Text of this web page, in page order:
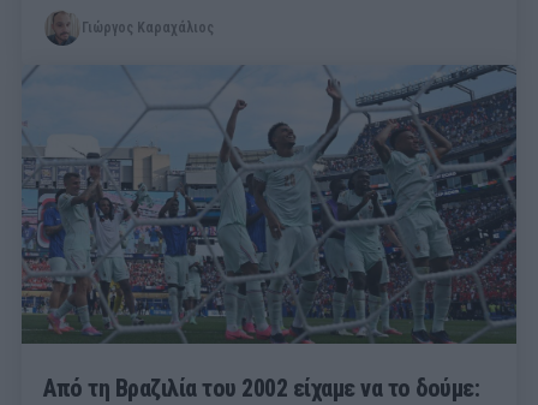
Γιώργος Καραχάλιος
Από τη Βραζιλία του 2002 είχαμε να το δούμε: